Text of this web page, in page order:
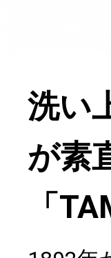
洗い
が素
「